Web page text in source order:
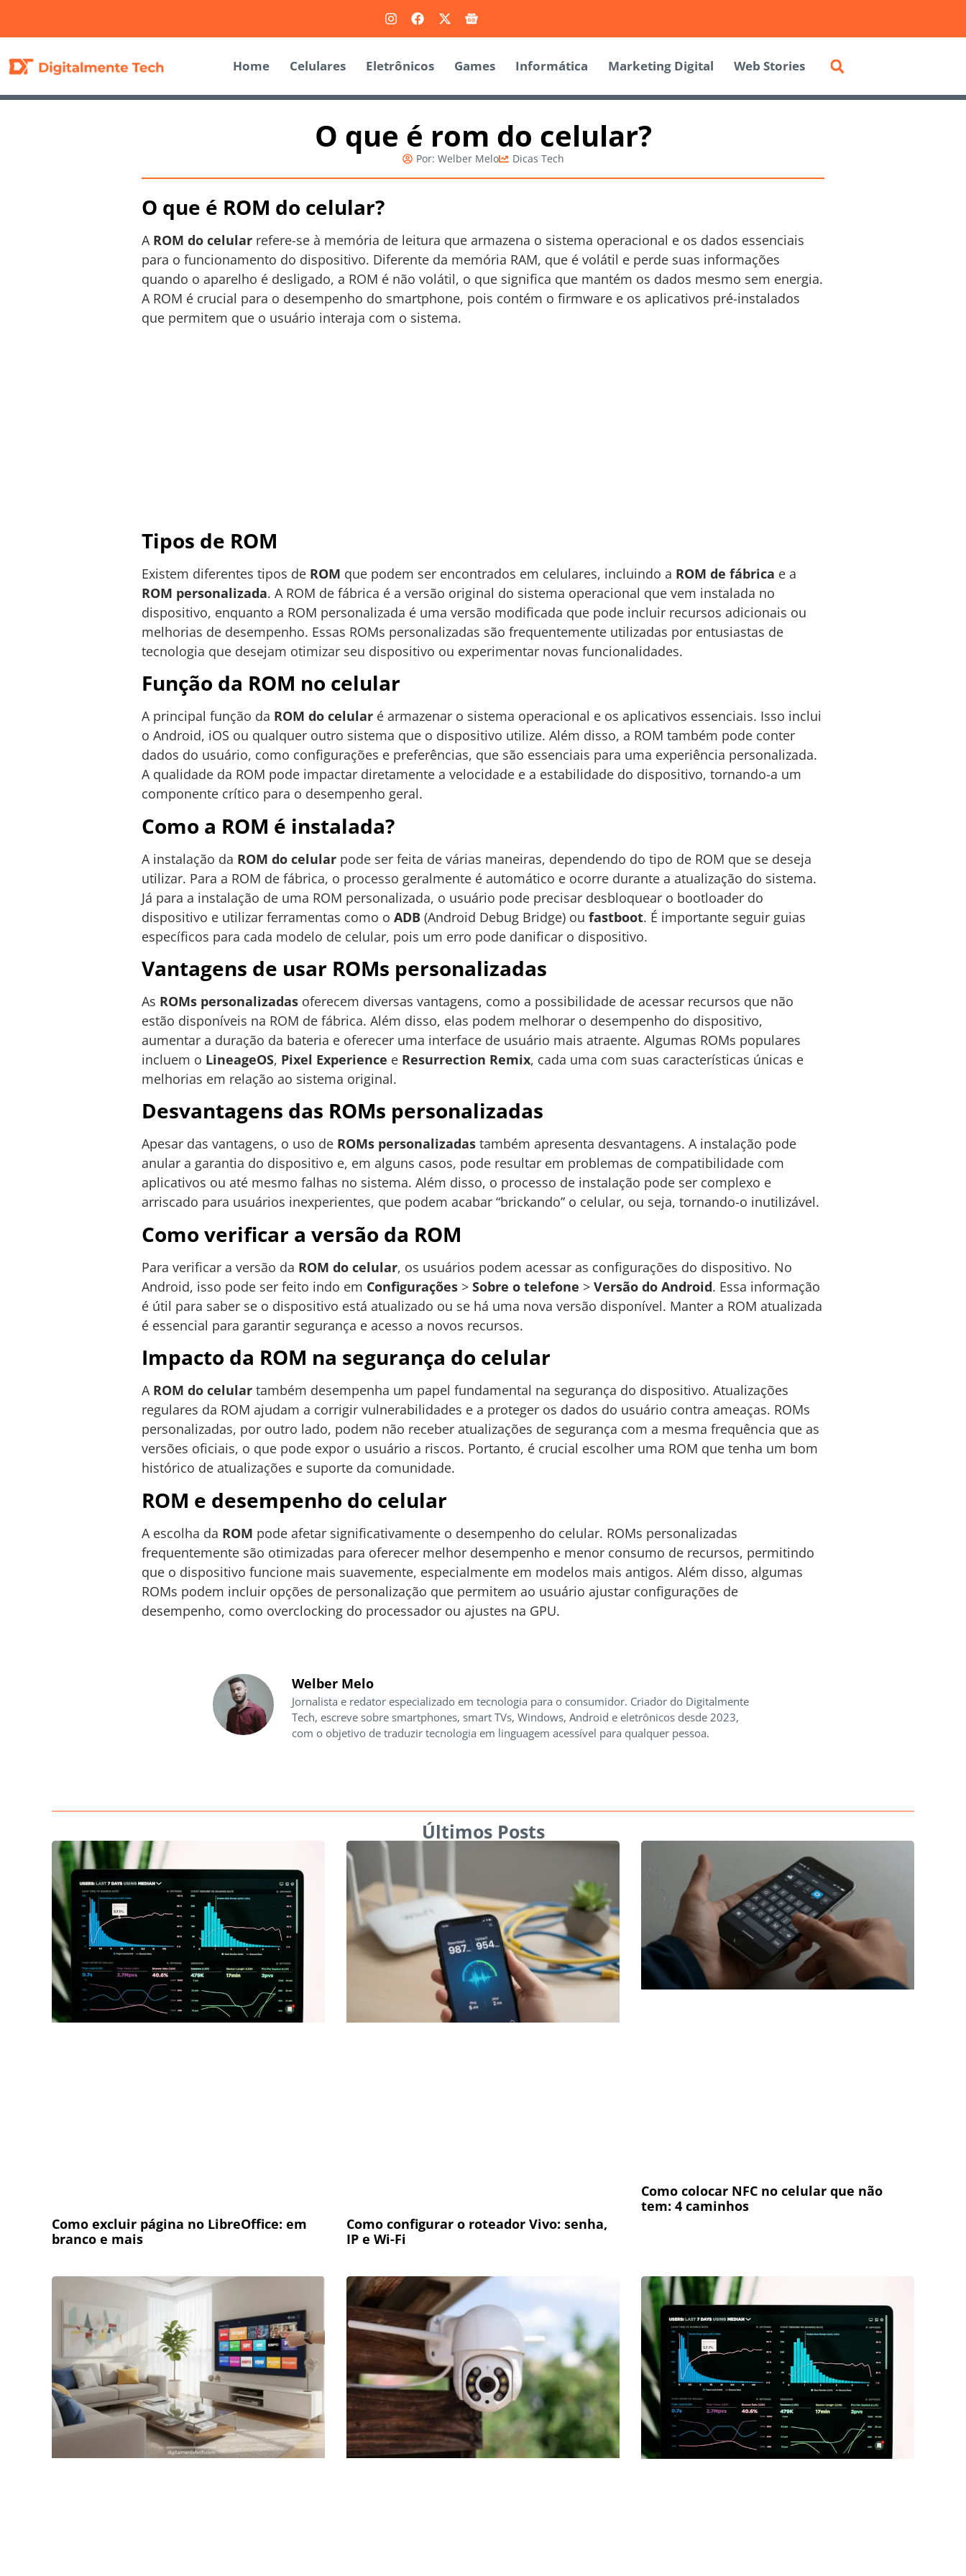
Home Celulares Eletrônicos Games Informática Marketing Digital Web Stories
O que é rom do celular?
Por: Welber Melo Dicas Tech
O que é ROM do celular?
A ROM do celular refere-se à memória de leitura que armazena o sistema operacional e os dados essenciais
para o funcionamento do dispositivo. Diferente da memória RAM, que é volátil e perde suas informações
quando o aparelho é desligado, a ROM é não volátil, o que significa que mantém os dados mesmo sem energia.
A ROM é crucial para o desempenho do smartphone, pois contém o firmware e os aplicativos pré-instalados
que permitem que o usuário interaja com o sistema.
Tipos de ROM
Existem diferentes tipos de ROM que podem ser encontrados em celulares, incluindo a ROM de fábrica e a
ROM personalizada. A ROM de fábrica é a versão original do sistema operacional que vem instalada no
dispositivo, enquanto a ROM personalizada é uma versão modificada que pode incluir recursos adicionais ou
melhorias de desempenho. Essas ROMs personalizadas são frequentemente utilizadas por entusiastas de
tecnologia que desejam otimizar seu dispositivo ou experimentar novas funcionalidades.
Função da ROM no celular
A principal função da ROM do celular é armazenar o sistema operacional e os aplicativos essenciais. Isso inclui
o Android, iOS ou qualquer outro sistema que o dispositivo utilize. Além disso, a ROM também pode conter
dados do usuário, como configurações e preferências, que são essenciais para uma experiência personalizada.
A qualidade da ROM pode impactar diretamente a velocidade e a estabilidade do dispositivo, tornando-a um
componente crítico para o desempenho geral.
Como a ROM é instalada?
A instalação da ROM do celular pode ser feita de várias maneiras, dependendo do tipo de ROM que se deseja
utilizar. Para a ROM de fábrica, o processo geralmente é automático e ocorre durante a atualização do sistema.
Já para a instalação de uma ROM personalizada, o usuário pode precisar desbloquear o bootloader do
dispositivo e utilizar ferramentas como o ADB (Android Debug Bridge) ou fastboot. É importante seguir guias
específicos para cada modelo de celular, pois um erro pode danificar o dispositivo.
Vantagens de usar ROMs personalizadas
As ROMs personalizadas oferecem diversas vantagens, como a possibilidade de acessar recursos que não
estão disponíveis na ROM de fábrica. Além disso, elas podem melhorar o desempenho do dispositivo,
aumentar a duração da bateria e oferecer uma interface de usuário mais atraente. Algumas ROMs populares
incluem o LineageOS, Pixel Experience e Resurrection Remix, cada uma com suas características únicas e
melhorias em relação ao sistema original.
Desvantagens das ROMs personalizadas
Apesar das vantagens, o uso de ROMs personalizadas também apresenta desvantagens. A instalação pode
anular a garantia do dispositivo e, em alguns casos, pode resultar em problemas de compatibilidade com
aplicativos ou até mesmo falhas no sistema. Além disso, o processo de instalação pode ser complexo e
arriscado para usuários inexperientes, que podem acabar “brickando” o celular, ou seja, tornando-o inutilizável.
Como verificar a versão da ROM
Para verificar a versão da ROM do celular, os usuários podem acessar as configurações do dispositivo. No
Android, isso pode ser feito indo em Configurações > Sobre o telefone > Versão do Android. Essa informação
é útil para saber se o dispositivo está atualizado ou se há uma nova versão disponível. Manter a ROM atualizada
é essencial para garantir segurança e acesso a novos recursos.
Impacto da ROM na segurança do celular
A ROM do celular também desempenha um papel fundamental na segurança do dispositivo. Atualizações
regulares da ROM ajudam a corrigir vulnerabilidades e a proteger os dados do usuário contra ameaças. ROMs
personalizadas, por outro lado, podem não receber atualizações de segurança com a mesma frequência que as
versões oficiais, o que pode expor o usuário a riscos. Portanto, é crucial escolher uma ROM que tenha um bom
histórico de atualizações e suporte da comunidade.
ROM e desempenho do celular
A escolha da ROM pode afetar significativamente o desempenho do celular. ROMs personalizadas
frequentemente são otimizadas para oferecer melhor desempenho e menor consumo de recursos, permitindo
que o dispositivo funcione mais suavemente, especialmente em modelos mais antigos. Além disso, algumas
ROMs podem incluir opções de personalização que permitem ao usuário ajustar configurações de
desempenho, como overclocking do processador ou ajustes na GPU.
Welber Melo
Jornalista e redator especializado em tecnologia para o consumidor. Criador do Digitalmente
Tech, escreve sobre smartphones, smart TVs, Windows, Android e eletrônicos desde 2023,
com o objetivo de traduzir tecnologia em linguagem acessível para qualquer pessoa.
Últimos Posts
Como excluir página no LibreOffice: em
branco e mais
Como configurar o roteador Vivo: senha,
IP e Wi-Fi
Como colocar NFC no celular que não
tem: 4 caminhos